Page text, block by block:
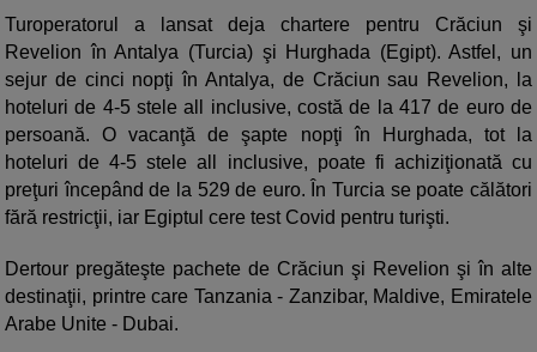
Turoperatorul a lansat deja chartere pentru Crăciun şi
Revelion în Antalya (Turcia) şi Hurghada (Egipt). Astfel, un
sejur de cinci nopţi în Antalya, de Crăciun sau Revelion, la
hoteluri de 4-5 stele all inclusive, costă de la 417 de euro de
persoană. O vacanţă de şapte nopţi în Hurghada, tot la
hoteluri de 4-5 stele all inclusive, poate fi achiziţionată cu
preţuri începând de la 529 de euro. În Turcia se poate călători
fără restricţii, iar Egiptul cere test Covid pentru turişti.
Dertour pregăteşte pachete de Crăciun şi Revelion şi în alte
destinaţii, printre care Tanzania - Zanzibar, Maldive, Emiratele
Arabe Unite - Dubai.